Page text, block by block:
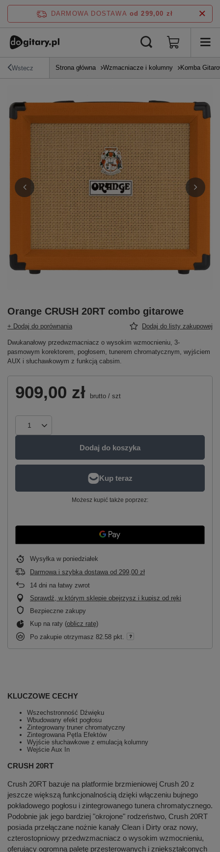
DARMOWA DOSTAWA od 299,00 zł
Wstecz Strona główna Wzmacniacze i kolumny Komba
Orange CRUSH 20RT combo gitarowe
+ Dodaj do porównania Dodaj do listy zakupowej
Dwukanałowy przedwzmacniacz o wysokim wzmocnieniu, 3-
pasmowym korektorem, pogłosem, tunerem chromatycznym, wyjściem
AUX i słuchawkowym z funkcją cabsim.
909,00 zł brutto / szt
Dodaj do koszyka
Możesz kupić także poprzez:
Wysyłka w poniedziałek
Darmowa i szybka dostawa od 299,00 zł
14 dni na łatwy zwrot
Sprawdź, w którym sklepie obejrzysz i kupisz od ręki
Bezpieczne zakupy
Kup na raty (oblicz ratę)
Po zakupie otrzymasz 82.58 pkt.
KLUCZOWE CECHY
Wszechstronność Dźwięku
Wbudowany efekt pogłosu
Zintegrowany truner chromatyczny
Zintegrowana Pętla Efektów
Wyjście słuchawkowe z emulacją kolumny
Wejście Aux In
CRUSH 20RT
Crush 20RT bazuje na platformie brzmieniowej Crush 20 z
jeszcze większą funkcjonalnością dzięki włączeniu bujnego
pokładowego pogłosu i zintegrowanego tunera chromatycznego.
Podobnie jak jego bardziej "okrojone" rodzeństwo, Crush 20RT
posiada przełączane nożnie kanały Clean i Dirty oraz nowy,
czterostopniowy przedwzmacniacz o wysokim wzmocnieniu,
oferujący ogromną paletę przesterowanych i zniekształconych